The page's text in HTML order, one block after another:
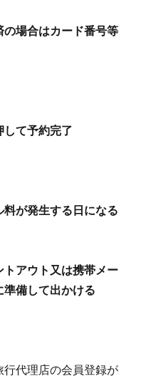
場合はカード番号等
て予約完了
が発生する日になる
アウト又は携帯メー
備して出かける
代理店の会員登録が